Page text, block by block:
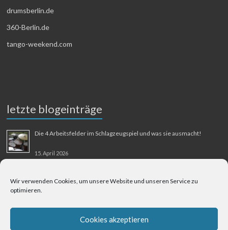
Wir verwenden Cookies, um unsere Website und unseren Service zu
optimieren.
Cookies akzeptieren
drumsberlin.de
360-Berlin.de
tango-weekend.com
letzte blogeinträge
Die 4 Arbeitsfelder im Schlagzeugspiel und was sie ausmacht!
15. April 2026
31. August 2025
Berliner Flughafen Tegel – Berlin-Bangkok